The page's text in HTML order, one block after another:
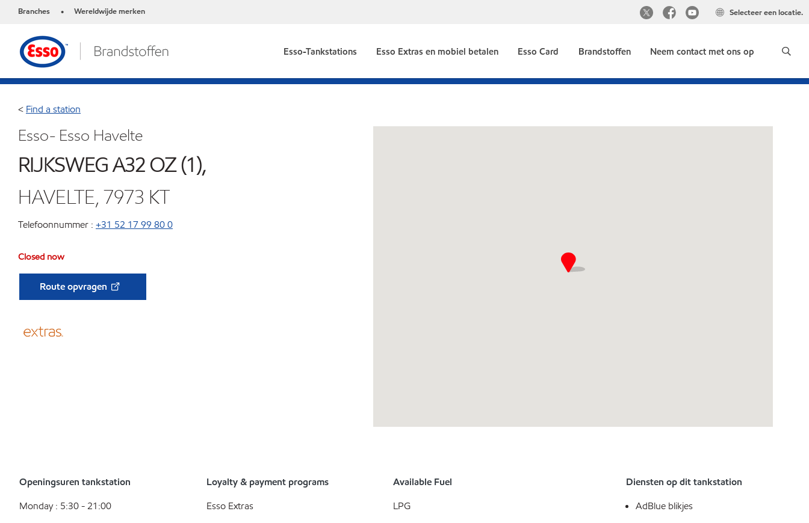
Branches • Wereldwijde merken Selecteer een locatie.
Esso-Tankstations Esso Extras en mobiel betalen Esso Card Brandstoffen Neem contact met ons op
< Find a station
Esso- Esso Havelte
RIJKSWEG A32 OZ (1),
HAVELTE, 7973 KT
Telefoonnummer : +31 52 17 99 80 0
Closed now
Route opvragen
Openingsuren tankstation
Monday : 5:30 - 21:00
Loyalty & payment programs
Esso Extras
Available Fuel
LPG
Diensten op dit tankstation
AdBlue blikjes